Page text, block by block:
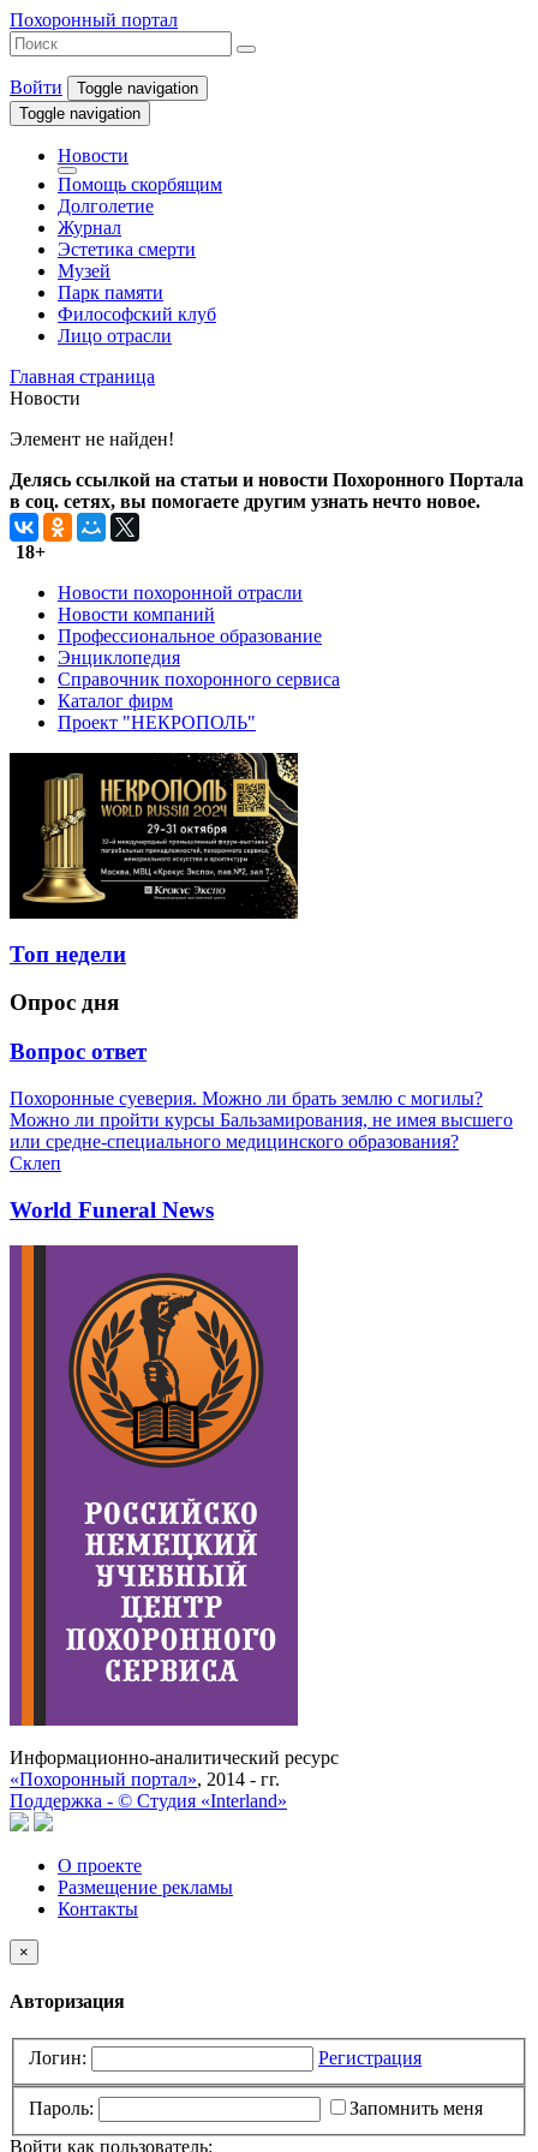
Похоронный портал
Войти
Toggle navigation
Toggle navigation
Новости
Помощь скорбящим
Долголетие
Журнал
Эстетика смерти
Музей
Парк памяти
Философский клуб
Лицо отрасли
Главная страница
Новости
Элемент не найден!
Делясь ссылкой на статьи и новости Похоронного Портала
в соц. сетях, вы помогаете другим узнать нечто новое.
18+
Новости похоронной отрасли
Новости компаний
Профессиональное образование
Энциклопедия
Справочник похоронного сервиса
Каталог фирм
Проект "НЕКРОПОЛЬ"
Топ недели
Опрос дня
Вопрос ответ
Похоронные суеверия. Можно ли брать землю с могилы?
Можно ли пройти курсы Бальзамирования, не имея высшего
или средне-специального медицинского образования?
Склеп
World Funeral News
Информационно-аналитический ресурс
«Похоронный портал», 2014 - гг.
Поддержка - © Cтудия «Interland»
О проекте
Размещение рекламы
Контакты
×
Авторизация
Логин: Регистрация
Пароль:
Запомнить меня
Войти как пользователь: